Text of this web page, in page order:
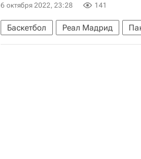
6 октября 2022, 23:28 141
Баскетбол Реал Мадрид